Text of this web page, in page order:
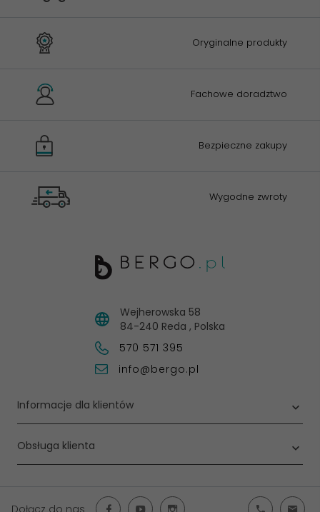
Oryginalne produkty
Fachowe doradztwo
Bezpieczne zakupy
Wygodne zwroty
Wejherowska 58
84-240 Reda , Polska
570 571 395
info@bergo.pl
Informacje dla klientów
Obsługa klienta
Dołącz do nas